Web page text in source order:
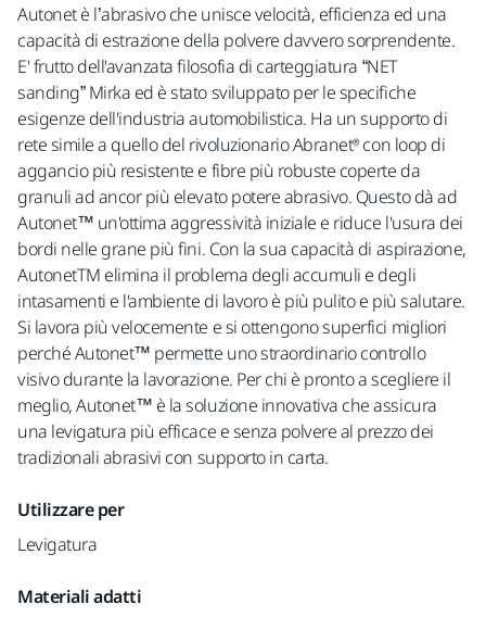
Autonet è l’abrasivo che unisce velocità, efficienza ed una
capacità di estrazione della polvere davvero sorprendente.
E' frutto dell'avanzata filosofia di carteggiatura “NET
sanding” Mirka ed è stato sviluppato per le specifiche
esigenze dell'industria automobilistica. Ha un supporto di
rete simile a quello del rivoluzionario Abranet® con loop di
aggancio più resistente e fibre più robuste coperte da
granuli ad ancor più elevato potere abrasivo. Questo dà ad
Autonet™ un'ottima aggressività iniziale e riduce l'usura dei
bordi nelle grane più fini. Con la sua capacità di aspirazione,
AutonetTM elimina il problema degli accumuli e degli
intasamenti e l'ambiente di lavoro è più pulito e più salutare.
Si lavora più velocemente e si ottengono superfici migliori
perché Autonet™ permette uno straordinario controllo
visivo durante la lavorazione. Per chi è pronto a scegliere il
meglio, Autonet™ è la soluzione innovativa che assicura
una levigatura più efficace e senza polvere al prezzo dei
tradizionali abrasivi con supporto in carta.
Utilizzare per
Levigatura
Materiali adatti